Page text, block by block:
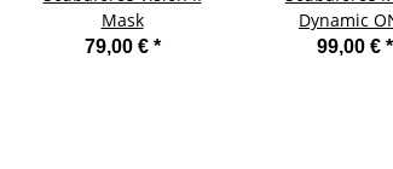
Mask
79,00 € *
Dynamic
99,00 € *